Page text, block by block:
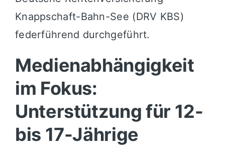
Knappschaft-Bahn-See (DRV KBS)
federführend durchgeführt.
Medienabhängigkeit
im Fokus:
Unterstützung für 12-
bis 17-Jährige